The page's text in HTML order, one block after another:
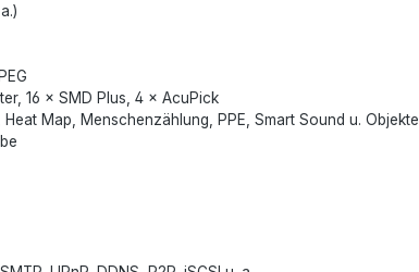
16 × SMD Plus, 4 × AcuPick
Map, Menschenzählung, PPE, Smart Sound u.